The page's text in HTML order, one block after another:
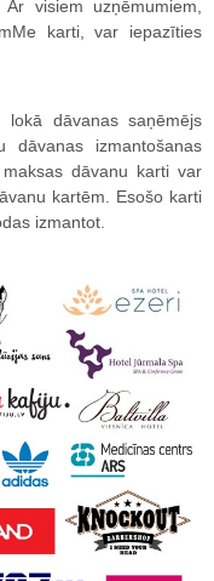
visiem uzņēmumiem,
karti, var iepazīties
dāvanas saņēmējs
izmantošanas
dāvanu karti var
kartēm. Esošo karti
izmantot.